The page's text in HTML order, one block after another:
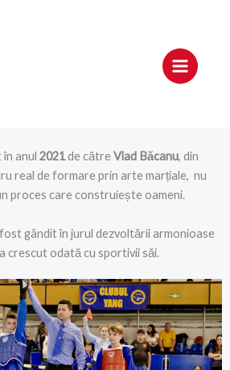
anul 2021de cătreVlad Băcanu, din
real de formare prin arte marțiale, nu
proces care construiește oameni.
gândit în jurul dezvoltării armonioase
crescut odată cu sportivii săi.